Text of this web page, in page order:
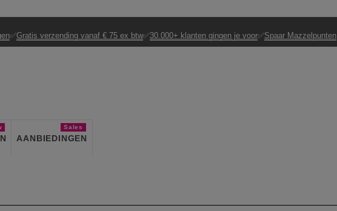
✅Gratis verzending vanaf € 75 ex btw✅30.000+ klanten gingen je voor✅Spaar Mazzelpunten
AANBIEDINGEN
Sales